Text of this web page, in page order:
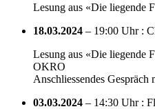
Lesung aus «Die liegende
18.03.2024 – 19:00 Uhr :
Lesung aus «Die liegende
OKRO
Anschliessendes
03.03.2024 – 14:30 Uhr :